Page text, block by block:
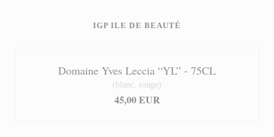
IGP ILE DE BEAUTÉ
Domaine Yves Leccia “YL” - 75CL
(blanc, rouge)
45,00 EUR